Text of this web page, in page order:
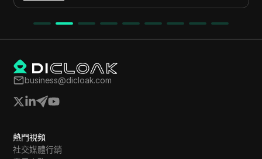
business@dicloak.com
熱門視頻
社交媒體行銷